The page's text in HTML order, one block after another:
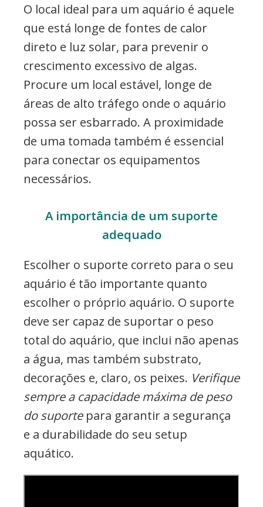
O local ideal para um aquário é aquele
que está longe de fontes de calor
direto e luz solar, para prevenir o
crescimento excessivo de algas.
Procure um local estável, longe de
áreas de alto tráfego onde o aquário
possa ser esbarrado. A proximidade
de uma tomada também é essencial
para conectar os equipamentos
necessários.
A importância de um suporte
adequado
Escolher o suporte correto para o seu
aquário é tão importante quanto
escolher o próprio aquário. O suporte
deve ser capaz de suportar o peso
total do aquário, que inclui não apenas
a água, mas também substrato,
decorações e, claro, os peixes. Verifique
sempre a capacidade máxima de peso
do suportepara garantir a segurança
e a durabilidade do seu setup
aquático.